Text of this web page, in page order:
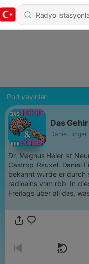
Pod yayınları
Das
Daniel Finger
Dr. Magnus Heier ist
Castrop-Rauxel. Daniel
bekannt wurde er durch
radioeins vom rbb. In
Freitags über all das,